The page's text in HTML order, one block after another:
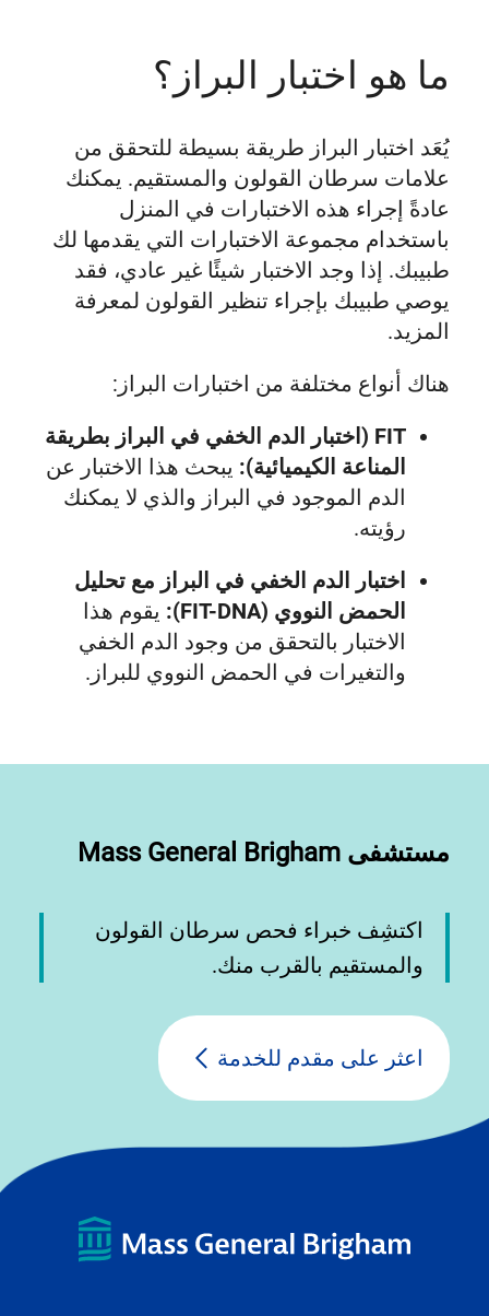
ما هو اختبار البراز؟
يُعَد اختبار البراز طريقة بسيطة للتحقق من
علامات سرطان القولون والمستقيم. يمكنك
عادةً إجراء هذه الاختبارات في المنزل
باستخدام مجموعة الاختبارات التي يقدمها لك
طبيبك. إذا وجد الاختبار شيئًا غير عادي، فقد
يوصي طبيبك بإجراء تنظير القولون لمعرفة
المزيد.
هناك أنواع مختلفة من اختبارات البراز:
FIT (اختبار الدم الخفي في البراز بطريقة
المناعة الكيميائية): يبحث هذا الاختبار عن
الدم الموجود في البراز والذي لا يمكنك
رؤيته.
اختبار الدم الخفي في البراز مع تحليل
الحمض النووي (FIT-DNA):
يقوم هذا
الاختبار بالتحقق من وجود الدم الخفي
والتغيرات في الحمض النووي للبراز.
مستشفى Mass General Brigham
اكتشِف خبراء فحص سرطان القولون
والمستقيم بالقرب منك.
اعثر على مقدم للخدمة